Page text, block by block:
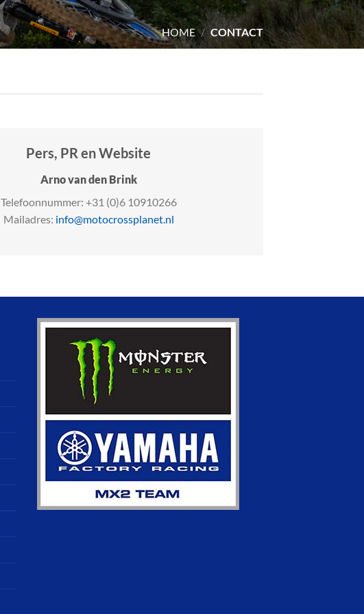
HOME / CONTACT
Pers, PR en Website
Arno van den Brink
Telefoonnummer: +31 (0)6 10910266
Mailadres: info@motocrossplanet.nl